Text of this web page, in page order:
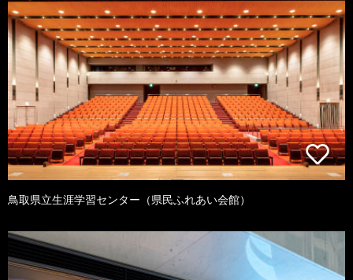
鳥取県立生涯学習センター（県民ふれあい会館）